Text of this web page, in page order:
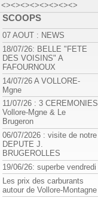
<><><><><><><><>
SCOOPS
07 AOUT : NEWS
18/07/26: BELLE "FETE
DES VOISINS" A
FAFOURNOUX
14/07/26 A VOLLORE-
Mgne
11/07/26 : 3 CEREMONIES
Vollore-Mgne & Le
Brugeron
06/07/2026 : visite de notre
DEPUTE J.
BRUGEROLLES
19/06/26: superbe vendredi
Les prix des carburants
autour de Vollore-Montagne